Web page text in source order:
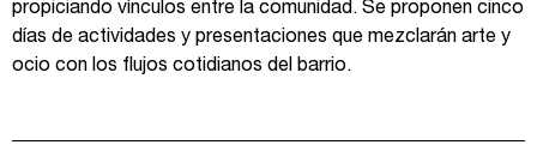
propiciando vínculos entre la comunidad. Se proponen cinco
días de actividades y presentaciones que mezclarán arte y
ocio con los flujos cotidianos del barrio.